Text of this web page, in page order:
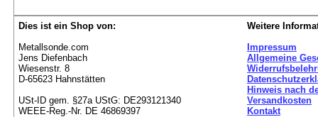
Dies ist ein Shop von:
Metallsonde.com
Jens Diefenbach
Wiesenstr. 8
D-65623 Hahnstätten
USt-ID gem. §27a UStG: DE293121340
WEEE-Reg.-Nr. DE 46869397
Weitere
Impressum
Allgemeine
Hinweis nach
Versandkosten
Kontakt